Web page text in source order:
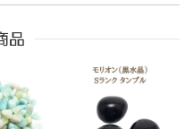
品